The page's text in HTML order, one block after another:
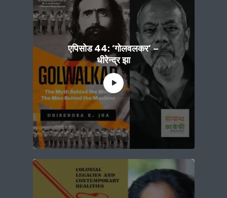
एपिसोड 44: ‘गोलवलकर’ −
धीरेन्द्र झा